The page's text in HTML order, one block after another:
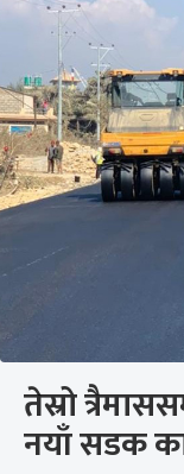
तेस्रो
नयाँ सडक